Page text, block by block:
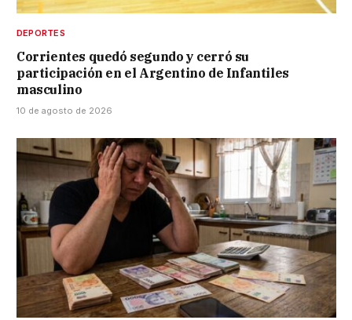
DEPORTES
Corrientes quedó segundo y cerró su
participación en el Argentino de Infantiles
masculino
10 de agosto de 2026